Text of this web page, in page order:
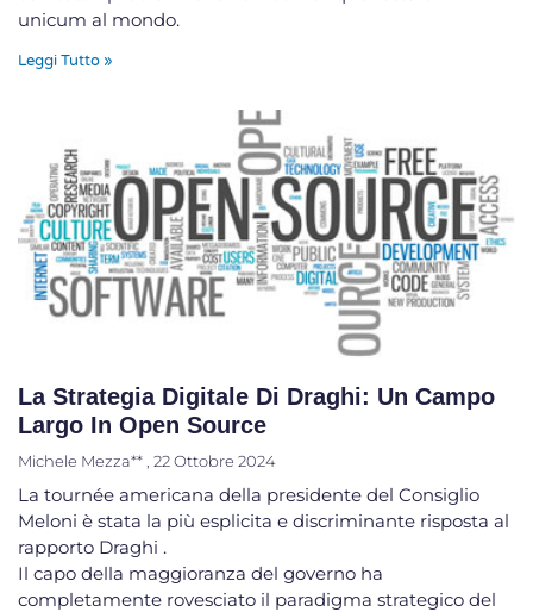
unicum al mondo.
Leggi Tutto »
La Strategia Digitale Di Draghi: Un Campo
Largo In Open Source
Michele Mezza** 22 Ottobre 2024
La tournée americana della presidente del Consiglio
Meloni è stata la più esplicita e discriminante risposta al
rapporto Draghi .
Il capo della maggioranza del governo ha
completamente rovesciato il paradigma strategico del